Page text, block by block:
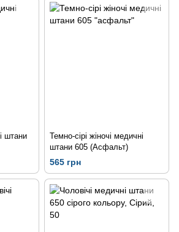
штани
Темно-сірі жіночі медичні
штани 605 (Асфальт)
565 грн